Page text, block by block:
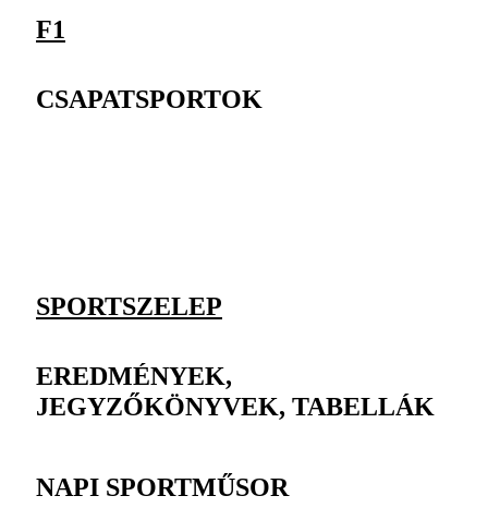
F1
CSAPATSPORTOK
SPORTSZELEP
EREDMÉNYEK,
JEGYZŐKÖNYVEK, TABELLÁK
NAPI SPORTMŰSOR